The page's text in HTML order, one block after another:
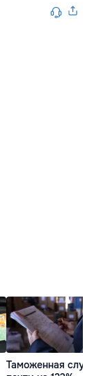
Таможенная